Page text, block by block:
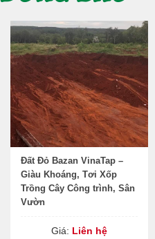
Đất Đỏ Bazan VinaTap –
Giàu Khoáng, Tơi Xốp
Trồng Cây Công trình, Sân
Vườn
Giá: Liên hệ